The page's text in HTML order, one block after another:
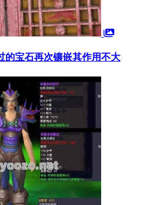
的宝石再次镶嵌其作用不大